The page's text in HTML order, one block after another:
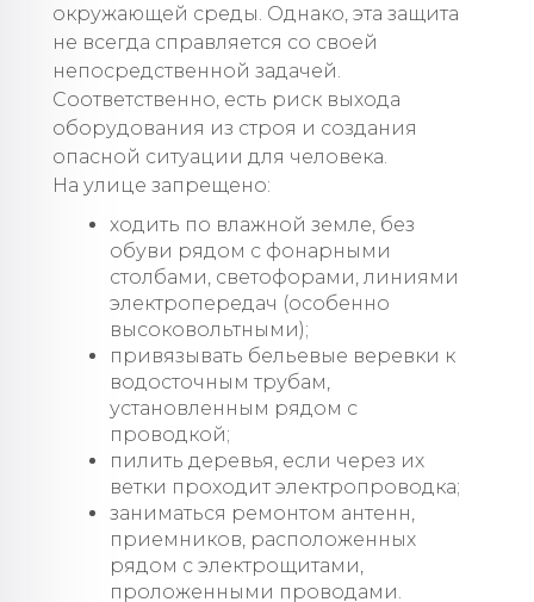
окружающей среды. Однако, эта защита
не всегда справляется со своей
непосредственной задачей.
Соответственно, есть риск выхода
оборудования из строя и создания
опасной ситуации для человека.
На улице запрещено:
ходить по влажной земле, без
обуви рядом с фонарными
столбами, светофорами, линиями
электропередач (особенно
высоковольтными);
привязывать бельевые веревки к
водосточным трубам,
установленным рядом с
проводкой;
пилить деревья, если через их
ветки проходит электропроводка;
заниматься ремонтом антенн,
приемников, расположенных
рядом с электрощитами,
проложенными проводами.